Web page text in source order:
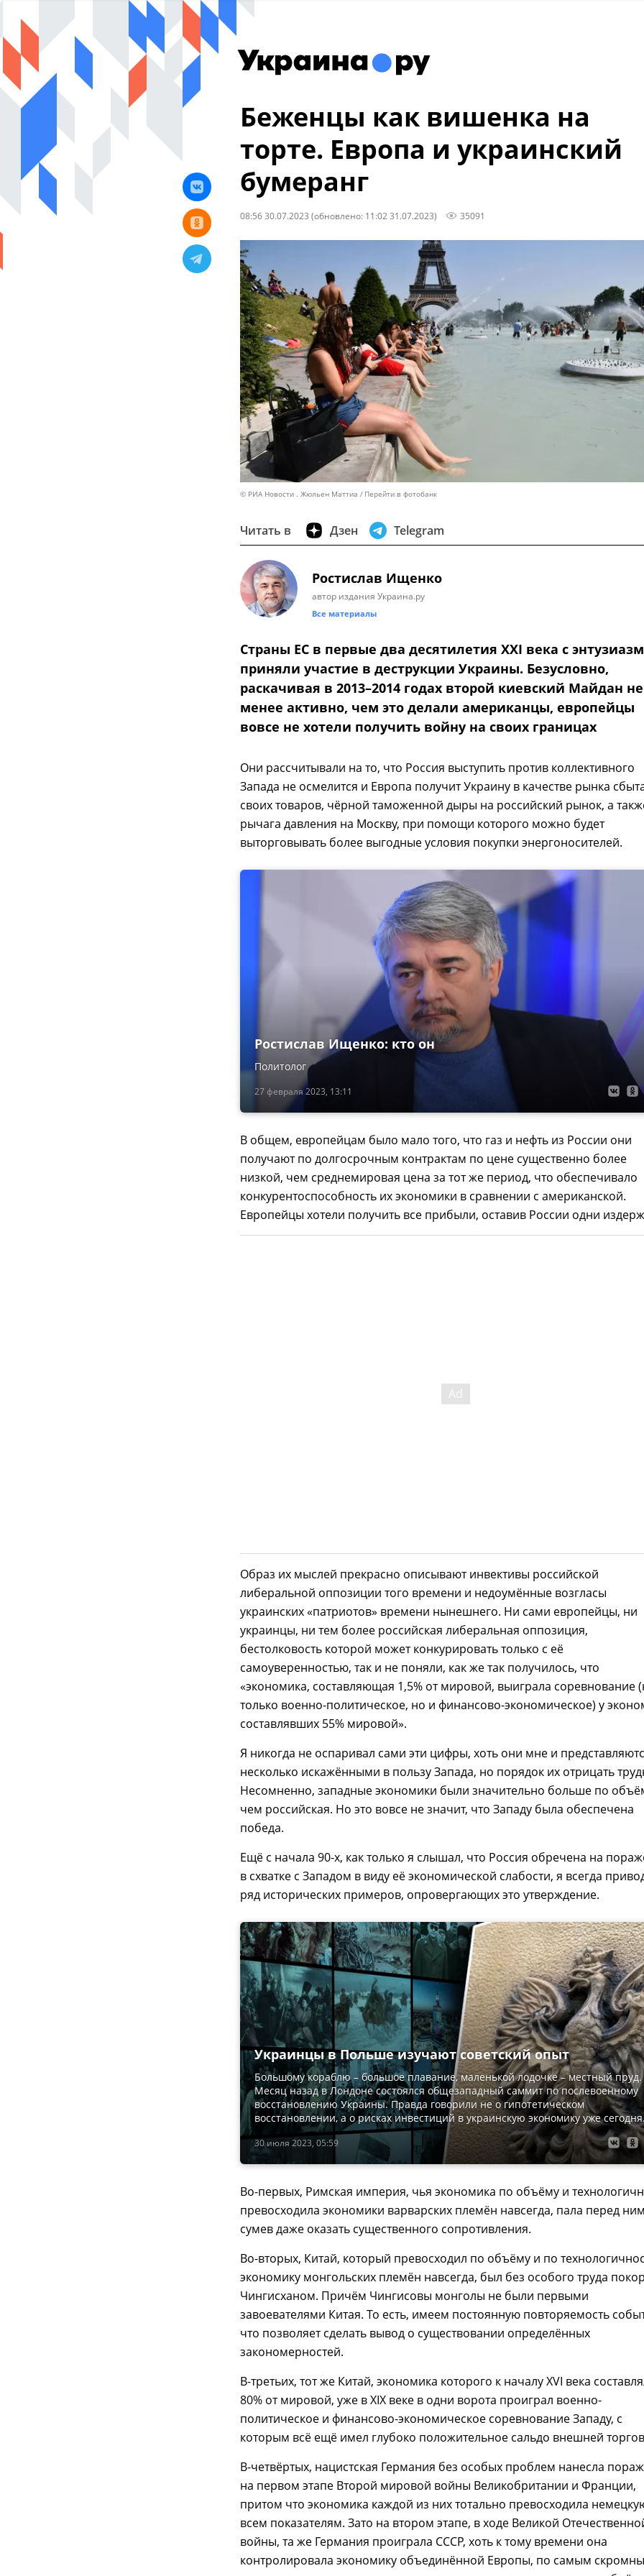
Беженцы как вишенка на
торте. Европа и украинский
бумеранг
08:56 30.07.2023 (обновлено: 11:02 31.07.2023) 35091
© РИА Новости . Жюльен Маттиа Перейти в фотобанк
Читать в Дзен Telegram
Ростислав Ищенко
автор издания Украина.ру
Все материалы
Страны ЕС в первые два десятилетия XXI века с
приняли участие в деструкции Украины. Безусловно,
раскачивая в 2013–2014 годах второй киевский Майдан не
менее активно, чем это делали американцы, европейцы
вовсе не хотели получить войну на своих границах
Они рассчитывали на то, что Россия выступить против коллективного
Запада не осмелится и Европа получит Украину в качестве рынка
своих товаров, чёрной таможенной дыры на российский рынок, а
рычага давления на Москву, при помощи которого можно будет
выторговывать более выгодные условия покупки энергоносителей.
27 февраля 2023, 13:11
Ростислав Ищенко: кто он
Политолог
В общем, европейцам было мало того, что газ и нефть из России они
получают по долгосрочным контрактам по цене существенно более
низкой, чем среднемировая цена за тот же период, что обеспечивало
конкурентоспособность их экономики в сравнении с американской.
Европейцы хотели получить все прибыли, оставив России одни
Образ их мыслей прекрасно описывают инвективы российской
либеральной оппозиции того времени и недоумённые возгласы
украинских «патриотов» времени нынешнего. Ни сами европейцы, ни
украинцы, ни тем более российская либеральная оппозиция,
бестолковость которой может конкурировать только с её
самоуверенностью, так и не поняли, как же так получилось, что
«экономика, составляющая 1,5% от мировой, выиграла соревнование
только военно-политическое, но и финансово-экономическое) у
составлявших 55% мировой».
Я никогда не оспаривал сами эти цифры, хоть они мне и
несколько искажёнными в пользу Запада, но порядок их отрицать
Несомненно, западные экономики были значительно больше по
чем российская. Но это вовсе не значит, что Западу была обеспечена
победа.
Ещё с начала 90-х, как только я слышал, что Россия обречена на
в схватке с Западом в виду её экономической слабости, я всегда
ряд исторических примеров, опровергающих это утверждение.
30 июля 2023, 05:59
Украинцы в Польше изучают советский опыт
Большому кораблю – большое плавание, маленькой лодочке – местный пруд.
Месяц назад в Лондоне состоялся общезападный саммит по послевоенному
восстановлению Украины. Правда говорили не о гипотетическом
восстановлении, а о рисках инвестиций в украинскую экономику уже
Во-первых, Римская империя, чья экономика по объёму и
превосходила экономики варварских племён навсегда, пала перед
сумев даже оказать существенного сопротивления.
Во-вторых, Китай, который превосходил по объёму и по
экономику монгольских племён навсегда, был без особого труда
Чингисханом. Причём Чингисовы монголы не были первыми
завоевателями Китая. То есть, имеем постоянную повторяемость
что позволяет сделать вывод о существовании определённых
закономерностей.
В-третьих, тот же Китай, экономика которого к началу XVI века
80% от мировой, уже в XIX веке в одни ворота проиграл военно-
политическое и финансово-экономическое соревнование Западу, с
которым всё ещё имел глубоко положительное сальдо внешней
В-четвёртых, нацистская Германия без особых проблем нанесла
на первом этапе Второй мировой войны Великобритании и Франции,
притом что экономика каждой из них тотально превосходила
всем показателям. Зато на втором этапе, в ходе Великой
войны, та же Германия проиграла СССР, хоть к тому времени она
контролировала экономику объединённой Европы, по самым